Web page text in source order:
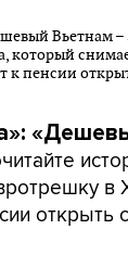
в
открыть